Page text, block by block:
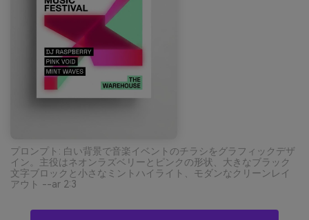
プロンプト: 白い背景で音楽イベントのチラシをグラフィックデザ
イン。主役はネオンラズベリーとピンクの形状、大きなブラック
文字ブロックと小さなミントハイライト、モダンなクリーンレイ
アウト --ar 2:3